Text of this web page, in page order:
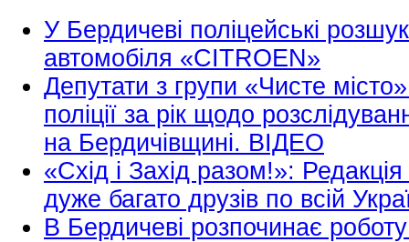
У Бердичеві поліцейські
автомобіля «CITROEN»
Депутати з групи «Чисте
поліції за рік щодо
на Бердичівщині. ВІДЕО
«Схід і Захід разом!»:
дуже багато друзів по всій
В Бердичеві розпочинає